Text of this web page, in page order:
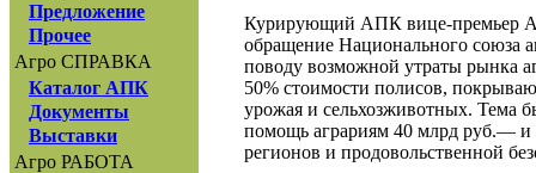
Предложение
Прочее
Агро СПРАВКА
Каталог АПК
Документы
Выставки
Агро РАБОТА
Курирующий АПК вице-премьер
обращение Национального союза
поводу возможной утраты рынка
50% стоимости полисов,
урожая и сельхозживотных. Тема
помощь аграриям 40 млрд руб.— и
регионов и продовольственной